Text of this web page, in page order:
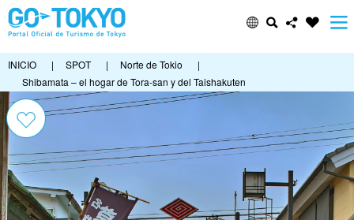
INICIO | SPOT | Norte de Tokio
|
Shibamata – el hogar de Tora-san y del Taishakuten